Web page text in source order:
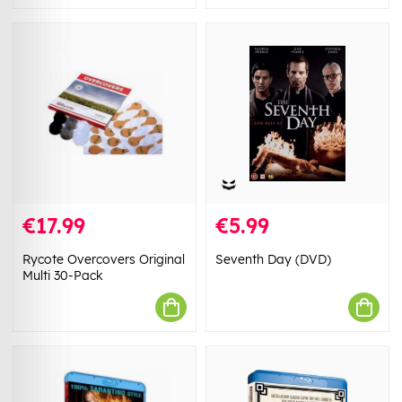
€17.99
Rycote Overcovers Original
Multi 30-Pack
€5.99
Seventh Day (DVD)